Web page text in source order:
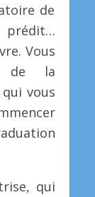
de
Vous
de la
vous
qui